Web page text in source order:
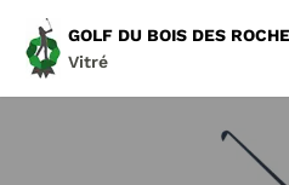
GOLF DU BOIS DES
Vitré